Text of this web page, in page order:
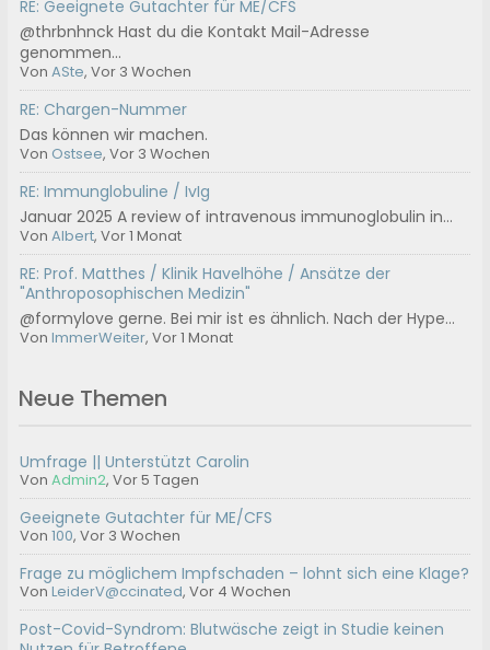
RE: Geeignete Gutachter für ME/CFS
@thrbnhnck Hast du die Kontakt Mail-Adresse
genommen...
VonASte, Vor 3 Wochen
RE: Chargen-Nummer
Das können wir machen.
Von Ostsee, Vor 3 Wochen
RE: Immunglobuline / IvIg
Januar 2025 A review of intravenous immunoglobulin in...
VonAlbert, Vor 1 Monat
RE: Prof. Matthes / Klinik Havelhöhe / Ansätze der
"Anthroposophischen Medizin"
@formylove gerne. Bei mir ist es ähnlich. Nach der Hype...
VonImmerWeiter, Vor 1 Monat
Neue Themen
Umfrage || Unterstützt Carolin
VonAdmin2,Vor 5 Tagen
Geeignete Gutachter für ME/CFS
Von100,Vor 3 Wochen
Frage zu möglichem Impfschaden – lohnt sich eine Klage?
VonLeiderV@ccinated,Vor 4 Wochen
Post-Covid-Syndrom: Blutwäsche zeigt in Studie keinen